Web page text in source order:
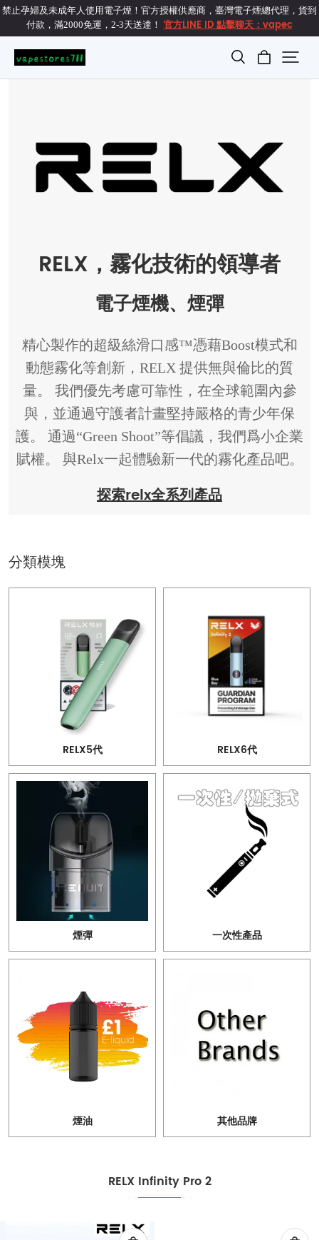
禁止孕婦及未成年人使用電子煙！官方授權供應商，臺灣電子煙總代理，貨到
付款，滿2000免運，2-3天送達！ 官方LINE ID 點擊聊天：vapec
RELX，霧化技術的領導者
電子煙機、煙彈
精心製作的超級絲滑口感™憑藉Boost模式和
動態霧化等創新，RELX 提供無與倫比的質
量。 我們優先考慮可靠性，在全球範圍內參
與，並通過守護者計畫堅持嚴格的青少年保
護。 通過“Green Shoot”等倡議，我們爲小企業
賦權。 與Relx一起體驗新一代的霧化產品吧。
探索relx全系列產品
分類模塊
RELX5代 RELX6代
煙彈 一次性產品
煙油 其他品牌
RELX Infinity Pro 2